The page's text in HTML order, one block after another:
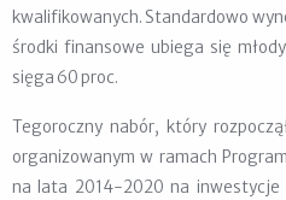
kwalifikowanych. Standardowo
środki finansowe ubiega się
sięga 60 proc.
Tegoroczny nabór, który
organizowanym w ramach
na lata 2014-2020 na inwestycje